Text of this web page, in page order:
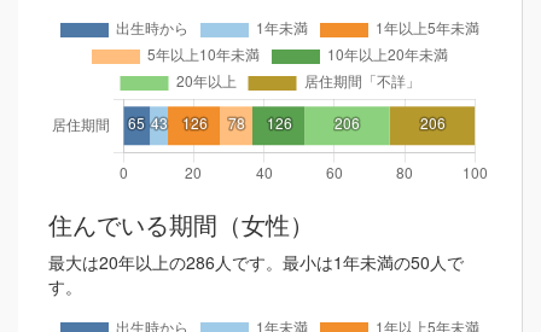
住んでいる期間（女性）
最大は20年以上の286人です。最小は1年未満の50人で
す。